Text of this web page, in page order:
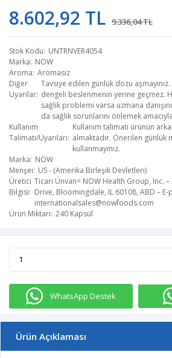
8.602,92 TL 9.336,04 TL
Stok Kodu UNTRNVER4054
Marka NOW
Aroma Aromasız
Diğer
Uyarılar
Tavsiye edilen günlük dozu
dengeli beslenmenin yerine geçmez.
sağlık problemi varsa uzmana
da sağlık sorunlarını önlemek
Kullanım
Talimatı/Uyarıları
Kullanım talimatı ürünün
almaktadır. Önerilen günlük
kullanmayınız.
Marka NOW
Menşei US - (Amerika Birleşik Devletleri)
Üretici
Bilgisi
Ticari Ünvan= NOW Health Group, Inc.
Drive, Bloomingdale, IL 60108, ABD – E-
internationalsales@nowfoods.com
Ürün Miktarı 240 Kapsül
WhatsApp Destek
Ürün Açıklaması